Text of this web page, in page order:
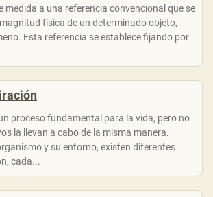
medida a una referencia convencional que se
física de un determinado objeto,
Esta referencia se establece fijando por
proceso fundamental para la vida, pero no
la llevan a cabo de la misma manera.
y su entorno, existen diferentes
cada...